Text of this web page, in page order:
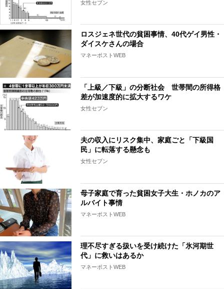
女性セブン
ロスジェネ世代の貧困事情、40代ゲイ男性・
ダイスケさんの場合
マネーポストWEB
「上級／下級」の分断社会 世帯間の所得格
差が加速度的に拡大するワケ
女性セブン
夫の収入にリスク集中、家庭ごと「下級国
民」に転落する懸念も
女性セブン
母子家庭で育った貧困女子大生・ホノカのア
ルバイト事情
マネーポストWEB
理不尽すぎる扱いを受け続けた「氷河期世
代」に救いはあるか
マネーポストWEB